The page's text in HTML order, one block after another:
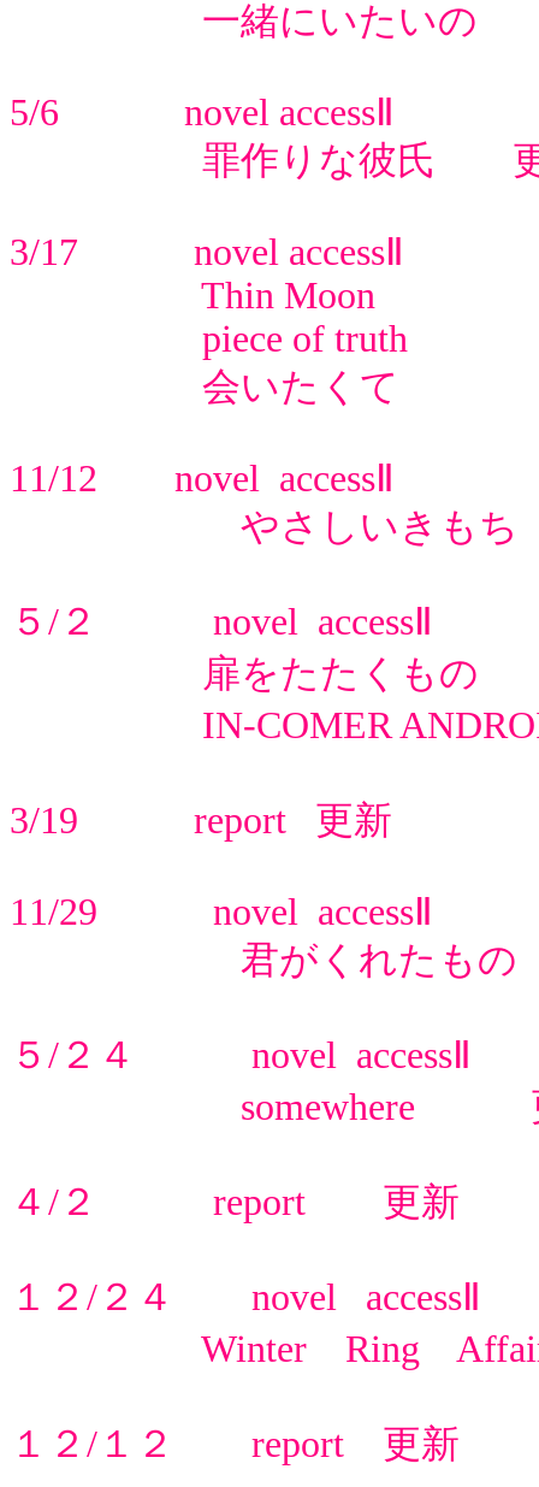
一緒にいたいの
5/6 novel accessⅡ
罪作りな彼氏 更
3/17 novel accessⅡ
Thin Moon
piece of truth
会いたくて
11/12 novel accessⅡ
やさしいきもち
５/２ novel accessⅡ
扉をたたくもの
IN-COMER
3/19 report 更新
11/29 novel accessⅡ
君がくれたもの
５/２４ novel accessⅡ
somewhere
４/２ report 更新
１２/２４ novel accessⅡ
Winter Ring
１２/１２ report 更新